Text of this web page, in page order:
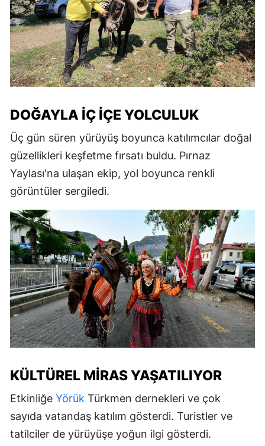
DOĞAYLA İÇ İÇE YOLCULUK
Üç gün süren yürüyüş boyunca katılımcılar doğal
güzellikleri keşfetme fırsatı buldu. Pırnaz
Yaylası'na ulaşan ekip, yol boyunca renkli
görüntüler sergiledi.
KÜLTÜREL MIRAS YAŞATILIYOR
Etkinliğe Yörük Türkmen dernekleri ve çok
sayıda vatandaş katılım gösterdi. Turistler ve
tatilciler de yürüyüşe yoğun ilgi gösterdi.